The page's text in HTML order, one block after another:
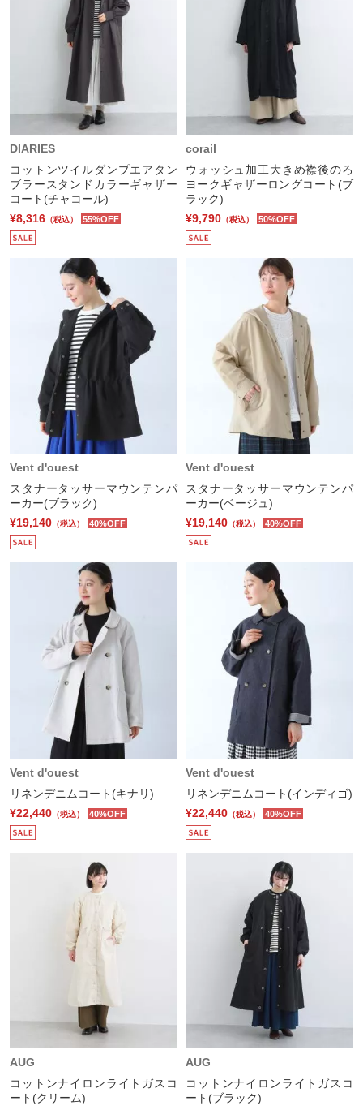
DIARIES
コットンツイルダンプエアタン
ブラースタンドカラーギャザー
コート(チャコール)
¥8,316 （税込） 55%OFF
corail
ウォッシュ加工大きめ襟後のろ
ヨークギャザーロングコート(ブ
ラック)
¥9,790 （税込） 50%OFF
Vent d'ouest
スタナータッサーマウンテンパ
ーカー(ブラック)
¥19,140 （税込） 40%OFF
Vent d'ouest
スタナータッサーマウンテンパ
ーカー(ベージュ)
¥19,140 （税込） 40%OFF
Vent d'ouest
リネンデニムコート(キナリ)
¥22,440 （税込） 40%OFF
Vent d'ouest
リネンデニムコート(インディゴ)
¥22,440 （税込） 40%OFF
AUG
コットンナイロンライトガスコ
ート(クリーム)
AUG
コットンナイロンライトガスコ
ート(ブラック)